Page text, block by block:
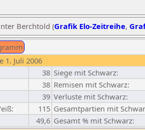
Berchtold (Grafik Elo-Zeitreihe,
1. Juli 2006
38 Siege mit Schwarz:
38 Remisen mit Schwarz:
39 Verluste mit Schwarz:
115 Gesamtpartien mit
49,6 Gesamt % mit Schwarz: